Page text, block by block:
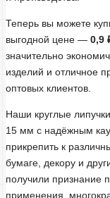
Теперь вы можете
выгодной цене — 0,9
значительно
изделий и отличное
оптовых клиентов.
Наши круглые
15 мм с надёжным
прикрепить к
бумаге, декору и
получили признание
применения,